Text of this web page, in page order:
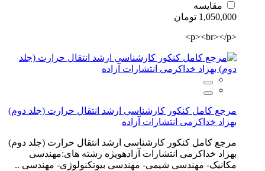
مقایسه
1,050,000 تومان
<p><br></p>
مرجع کامل کنکور کارشناسی ارشد انتقال حرارت (جلد دوم)
بهزاد خداکرمی انتشارات آزاده
مرجع کامل کنکور کارشناسی ارشد انتقال حرارت (جلد دوم)
بهزاد خداکرمی انتشارات آزادهویژه رشته های:مهندسی
مکانیک- مهندسی شیمی- مهندسی بیوتکنولوژی- مهندسی ..